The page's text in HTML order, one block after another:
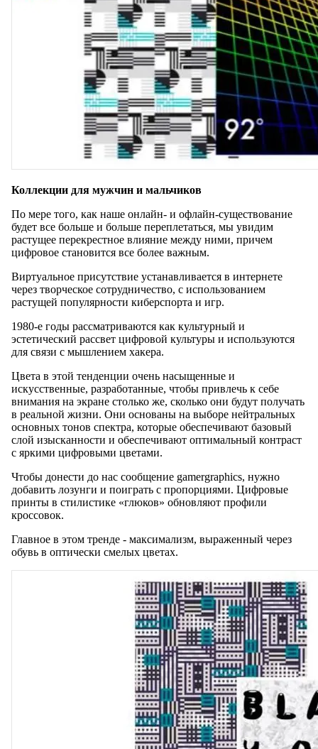
Коллекции для мужчин и мальчиков
По мере того, как наше онлайн- и офлайн-существование
будет все больше и больше переплетаться, мы увидим
растущее перекрестное влияние между ними, причем
цифровое становится все более важным.
Виртуальное присутствие устанавливается в интернете
через творческое сотрудничество, с использованием
растущей популярности киберспорта и игр.
1980-е годы рассматриваются как культурный и
эстетический рассвет цифровой культуры и используются
для связи с мышлением хакера.
Цвета в этой тенденции очень насыщенные и
искусственные, разработанные, чтобы привлечь к себе
внимания на экране столько же, сколько они будут получать
в реальной жизни. Они основаны на выборе нейтральных
основных тонов спектра, которые обеспечивают базовый
слой изысканности и обеспечивают оптимальный контраст
с яркими цифровыми цветами.
Чтобы донести до нас сообщение gamergraphics, нужно
добавить лозунги и поиграть с пропорциями. Цифровые
принты в стилистике «глюков» обновляют профили
кроссовок.
Главное в этом тренде - максимализм, выраженный через
обувь в оптически смелых цветах.